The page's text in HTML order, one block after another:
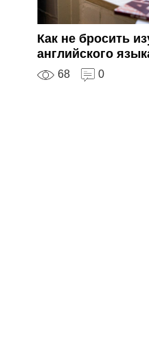
Как не бросить
английского
68 0